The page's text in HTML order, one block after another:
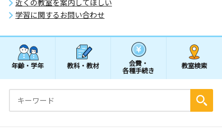
近くの教室を案内してほしい
学習に関するお問い合わせ
年齢・学年 教科・教材 会費・
各種手続き
教室検索